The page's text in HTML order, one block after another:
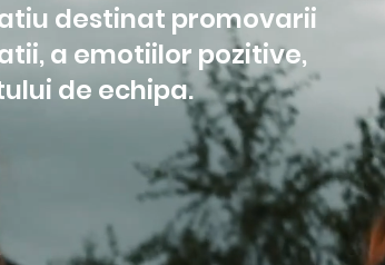
destinat promovarii
a emotiilor pozitive,
de echipa.